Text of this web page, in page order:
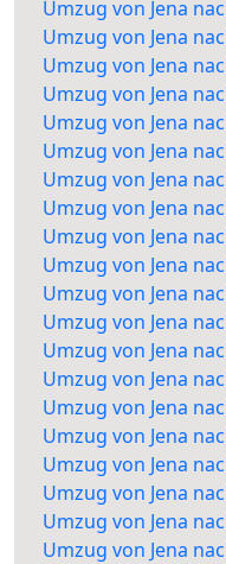
Umzug von Jena
Umzug von Jena
Umzug von Jena
Umzug von Jena
Umzug von Jena
Umzug von Jena
Umzug von Jena
Umzug von Jena
Umzug von Jena
Umzug von Jena
Umzug von Jena
Umzug von Jena
Umzug von Jena
Umzug von Jena
Umzug von Jena
Umzug von Jena
Umzug von Jena
Umzug von Jena
Umzug von Jena
Umzug von Jena